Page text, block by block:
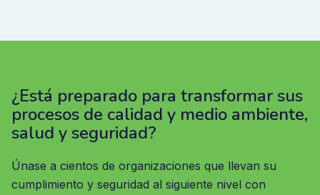
¿Está preparado para transformar sus
procesos de calidad y medio ambiente,
salud y seguridad?
Únase a cientos de organizaciones que llevan su
cumplimiento y seguridad al siguiente nivel con